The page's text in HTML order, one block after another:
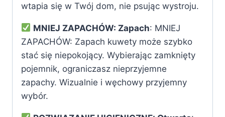
wtapia się w Twój dom, nie psując wystroju.
MNIEJ ZAPACHÓW: Zapach: MNIEJ
ZAPACHÓW: Zapach kuwety może szybko
stać się niepokojący. Wybierając zamknięty
pojemnik, ograniczasz nieprzyjemne
zapachy. Wizualnie i węchowy przyjemny
wybór.